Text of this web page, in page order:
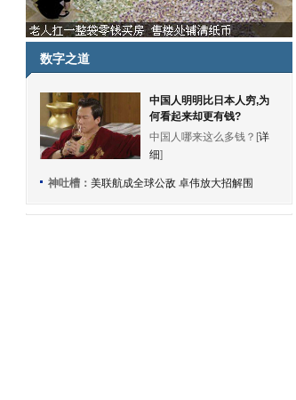
数字之道
中国人明明比日本人穷,为
何看起来却更有钱?
中国人哪来这么多钱？[详
细]
神吐槽： 美联航成全球公敌 卓伟放大招解围